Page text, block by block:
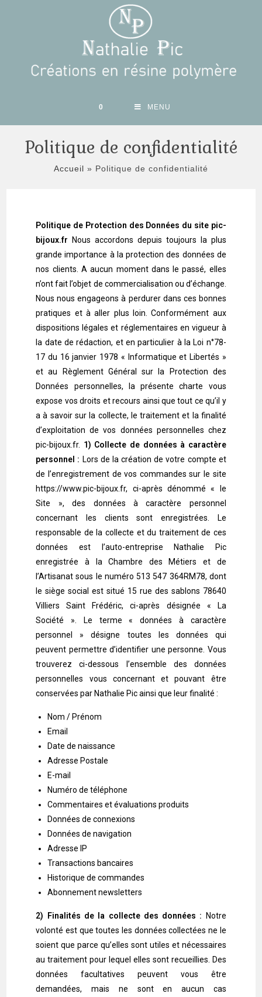
0 MENU
Politique de confidentialité
Accueil » Politique de confidentialité
Politique de Protection des Données du site pic-
bijoux.fr Nous accordons depuis toujours la plus
grande importance à la protection des données de
nos clients. A aucun moment dans le passé, elles
n’ont fait l’objet de commercialisation ou d’échange.
Nous nous engageons à perdurer dans ces bonnes
pratiques et à aller plus loin. Conformément aux
dispositions légales et réglementaires en vigueur à
la date de rédaction, et en particulier à la Loi n°78-
17 du 16 janvier 1978 « Informatique et Libertés »
et au Règlement Général sur la Protection des
Données personnelles, la présente charte vous
expose vos droits et recours ainsi que tout ce qu’il y
a à savoir sur la collecte, le traitement et la finalité
d’exploitation de vos données personnelles chez
pic-bijoux.fr. 1) Collecte de données à caractère
personnel : Lors de la création de votre compte et
de l’enregistrement de vos commandes sur le site
https://www.pic-bijoux.fr, ci-après dénommé « le
Site », des données à caractère personnel
concernant les clients sont enregistrées. Le
responsable de la collecte et du traitement de ces
données est l’auto-entreprise Nathalie Pic
enregistrée à la Chambre des Métiers et de
l’Artisanat sous le numéro 513 547 364RM78, dont
le siège social est situé 15 rue des sablons 78640
Villiers Saint Frédéric, ci-après désignée « La
Société ». Le terme « données à caractère
personnel » désigne toutes les données qui
peuvent permettre d’identifier une personne. Vous
trouverez ci-dessous l’ensemble des données
personnelles vous concernant et pouvant être
conservées par Nathalie Pic ainsi que leur finalité :
Nom / Prénom
Email
Date de naissance
Adresse Postale
E-mail
Numéro de téléphone
Commentaires et évaluations produits
Données de connexions
Données de navigation
Adresse IP
Transactions bancaires
Historique de commandes
Abonnement newsletters
2) Finalités de la collecte des données : Notre
volonté est que toutes les données collectées ne le
soient que parce qu’elles sont utiles et nécessaires
au traitement pour lequel elles sont recueillies. Des
données facultatives peuvent vous être
demandées, mais ne sont en aucun cas